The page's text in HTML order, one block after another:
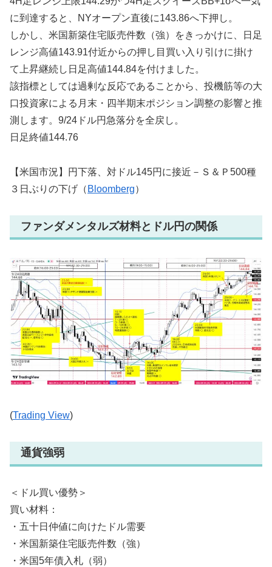
に到達すると、NYオープン直後に143.86へ下押し。
しかし、米国新築住宅販売件数（強）をきっかけに、日足
レンジ高値143.91付近からの押し目買い入り引けに掛け
て上昇継続し日足高値144.84を付けました。
該指標としては過剰な反応であることから、投機筋等の大
口投資家による月末・四半期末ポジション調整の影響と推
測します。9/24ドル円急落分を全戻し。
日足終値144.76
【米国市況】円下落、対ドル145円に接近－Ｓ＆Ｐ500種
３日ぶりの下げ（ Bloomberg）
ファンダメンタルズ材料とドル円の関係
(Trading View)
通貨強弱
＜ドル買い優勢＞
買い材料：
・五十日仲値に向けたドル需要
・米国新築住宅販売件数（強）
・米国5年債入札（弱）